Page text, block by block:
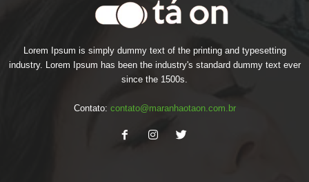
Lorem Ipsum is simply dummy text of the printing and typesetting
industry. Lorem Ipsum has been the industry's standard dummy text ever
since the 1500s.
Contato: contato@maranhaotaon.com.br